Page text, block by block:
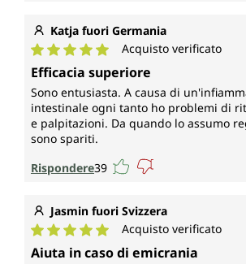
Katja fuori Germania
Valutazione media di 5 su 5 stelle
Acquisto verificato
Efficacia superiore
Sono entusiasta. A causa di
intestinale ogni tanto ho problemi di
e palpitazioni. Da quando lo assumo
sono spariti.
Rispondere39
Jasmin fuori Svizzera
Valutazione media di 5 su 5 stelle
Acquisto verificato
Aiuta in caso di emicrania